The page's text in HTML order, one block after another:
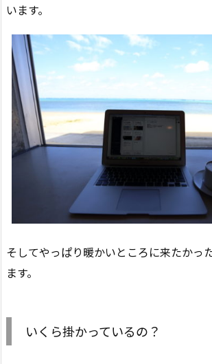
います。
そしてやっぱり暖かいところに来たかっ
ます。
いくら掛かっているの？